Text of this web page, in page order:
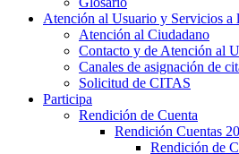
Atención al Usuario y Servicios a
Atención al Ciudadano
Contacto y de Atención al
Canales de asignación de
Solicitud de CITAS
Participa
Rendición de Cuenta
Rendición Cuentas
Rendición de